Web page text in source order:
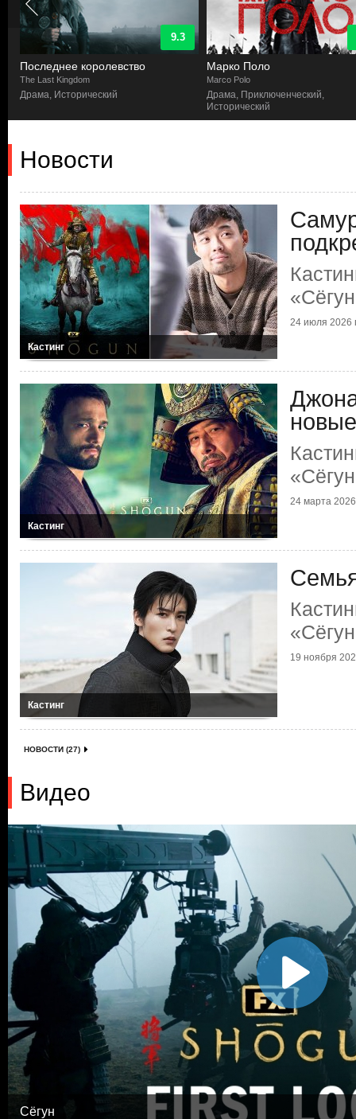
9.3
Последнее королевство
The Last Kingdom
Драма, Исторический
Марко Поло
Marco Polo
Драма, Приключенческий,
Исторический
Новости
Кастинг
24 июля 2026
Кастинг
24 марта 2026
Кастинг
19 ноября
НОВОСТИ (27)
Видео
Сёгун